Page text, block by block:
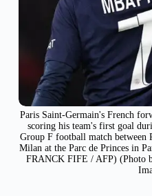
Paris Saint-Germain's French
scoring his team's first goal
Group F football match between
Milan at the Parc de Princes in
FRANCK FIFE / AFP) (Photo